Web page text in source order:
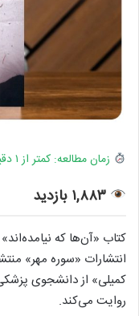
زمان مطالعه: کمتر از ۱ دقیقه
۱,۸۸۳ بازدید
کتاب «آن‌ها که
انتشارات «سوره مهر»
کمیلی» از دانشجوی
روایت می‌کند.